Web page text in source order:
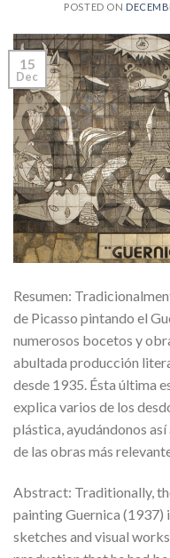
POSTED ON
15
Dec
Resumen:
de Picasso pintando el
numerosos bocetos y
abultada producción
desde 1935. Ésta última
explica varios de los
plástica, ayudándonos
de las obras más
Abstract: Traditionally,
painting Guernica (1937)
sketches and visual